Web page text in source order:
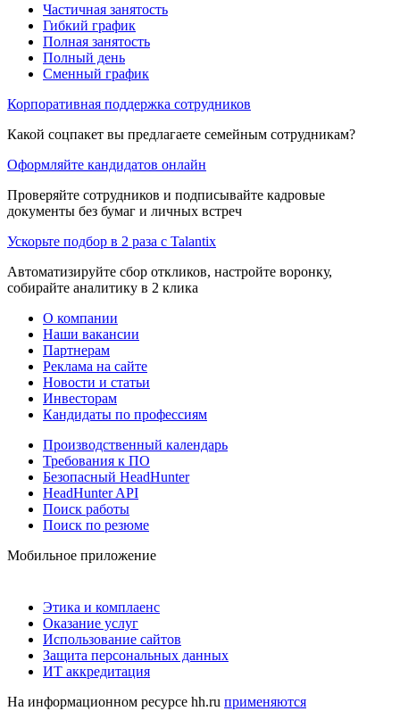
Частичная занятость
Гибкий график
Полная занятость
Полный день
Сменный график
Корпоративная поддержка сотрудников
Какой соцпакет вы предлагаете семейным сотрудникам?
Оформляйте кандидатов онлайн
Проверяйте сотрудников и подписывайте кадровые
документы без бумаг и личных встреч
Ускорьте подбор в 2 раза с Talantix
Автоматизируйте сбор откликов, настройте воронку,
собирайте аналитику в 2 клика
О компании
Наши вакансии
Партнерам
Реклама на сайте
Новости и статьи
Инвесторам
Кандидаты по профессиям
Производственный календарь
Требования к ПО
Безопасный HeadHunter
HeadHunter API
Поиск работы
Поиск по резюме
Мобильное приложение
Этика и комплаенс
Оказание услуг
Использование сайтов
Защита персональных данных
ИТ аккредитация
На информационном ресурсе hh.ru применяются